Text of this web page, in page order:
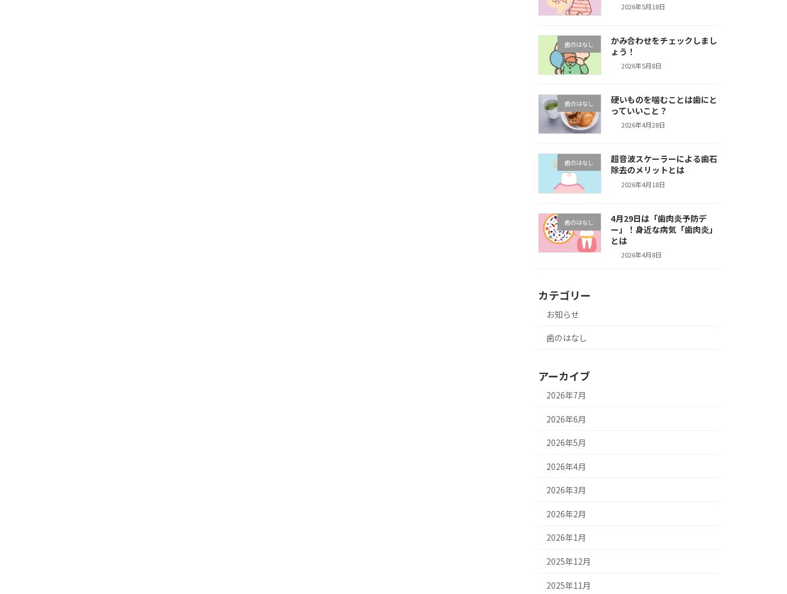
2026年5月18日
歯のはなし
かみ合わせをチェックしまし
ょう！
2026年5月8日
歯のはなし
硬いものを噛むことは歯にと
っていいこと？
2026年4月28日
歯のはなし
超音波スケーラーによる歯石
除去のメリットとは
2026年4月18日
歯のはなし
4月29日は「歯肉炎予防デ
ー」！身近な病気「歯肉炎」
とは
2026年4月8日
カテゴリー
お知らせ
歯のはなし
アーカイブ
2026年7月
2026年6月
2026年5月
2026年4月
2026年3月
2026年2月
2026年1月
2025年12月
2025年11月